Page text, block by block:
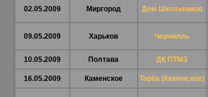
02.05.2009 Миргород Дом Школьников
09.05.2009 Харьков Черчилль
10.05.2009 Полтава ДК ПТМЗ
16.05.2009
Каменское Торба (Каменское)